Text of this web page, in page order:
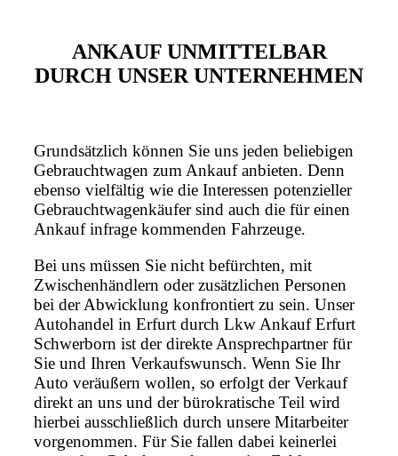
ANKAUF UNMITTELBAR
DURCH UNSER UNTERNEHMEN
Grundsätzlich können Sie uns jeden beliebigen
Gebrauchtwagen zum Ankauf anbieten. Denn
ebenso vielfältig wie die Interessen potenzieller
Gebrauchtwagenkäufer sind auch die für einen
Ankauf infrage kommenden Fahrzeuge.
Bei uns müssen Sie nicht befürchten, mit
Zwischenhändlern oder zusätzlichen Personen
bei der Abwicklung konfrontiert zu sein. Unser
Autohandel in Erfurt durch Lkw Ankauf Erfurt
Schwerborn ist der direkte Ansprechpartner für
Sie und Ihren Verkaufswunsch. Wenn Sie Ihr
Auto veräußern wollen, so erfolgt der Verkauf
direkt an uns und der bürokratische Teil wird
hierbei ausschließlich durch unsere Mitarbeiter
vorgenommen. Für Sie fallen dabei keinerlei